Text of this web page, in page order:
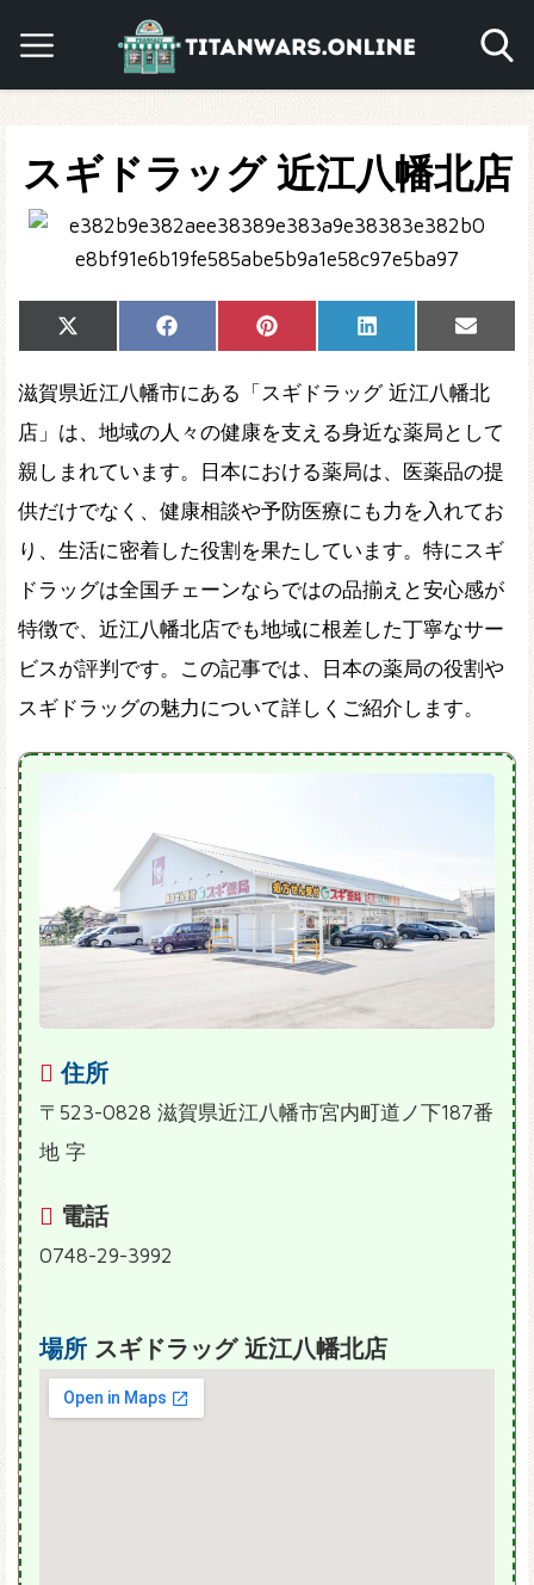
スギドラッグ 近江八幡北店
Share
on
X
(Twitter)
Share
on
Facebook Share
on
Pinterest Share
on
LinkedIn
Share
on
Email
滋賀県近江八幡市にある「スギドラッグ 近江八幡北
店」は、地域の人々の健康を支える身近な薬局として
親しまれています。日本における薬局は、医薬品の提
供だけでなく、健康相談や予防医療にも力を入れてお
り、生活に密着した役割を果たしています。特にスギ
ドラッグは全国チェーンならではの品揃えと安心感が
特徴で、近江八幡北店でも地域に根差した丁寧なサー
ビスが評判です。この記事では、日本の薬局の役割や
スギドラッグの魅力について詳しくご紹介します。
住所
〒523-0828 滋賀県近江八幡市宮内町道ノ下187番
地 字
電話
0748-29-3992
場所 スギドラッグ 近江八幡北店